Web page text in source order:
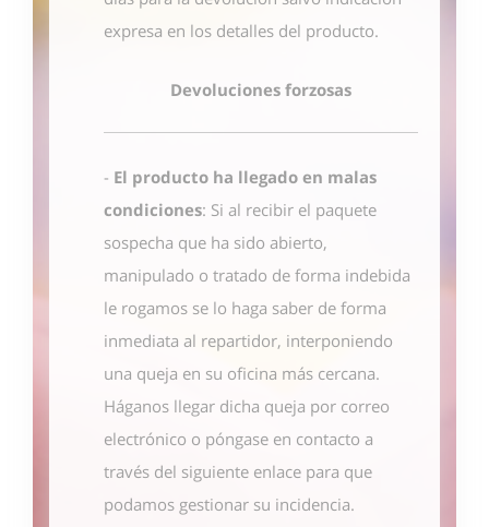
expresa en los detalles del producto.
Devoluciones forzosas
- El producto ha llegado en malas
condiciones: Si al recibir el paquete
sospecha que ha sido abierto,
manipulado o tratado de forma indebida
le rogamos se lo haga saber de forma
inmediata al repartidor, interponiendo
una queja en su oficina más cercana.
Háganos llegar dicha queja por correo
electrónico o póngase en contacto a
través del siguiente enlace para que
podamos gestionar su incidencia.